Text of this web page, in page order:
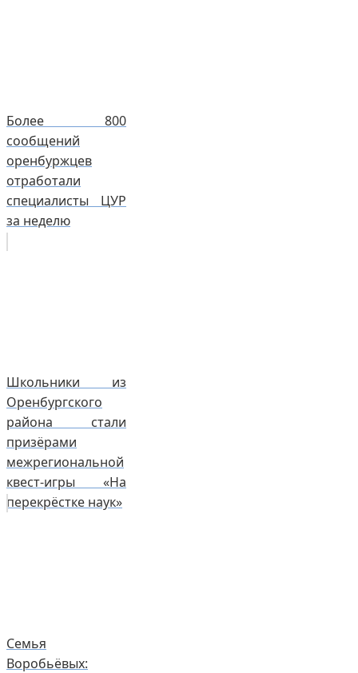
Более 800
сообщений
оренбуржцев
отработали
специалисты ЦУР
за неделю
Школьники из
Оренбургского
района стали
призёрами
межрегиональной
квест-игры «На
перекрёстке наук»
Семья
Воробьёвых: